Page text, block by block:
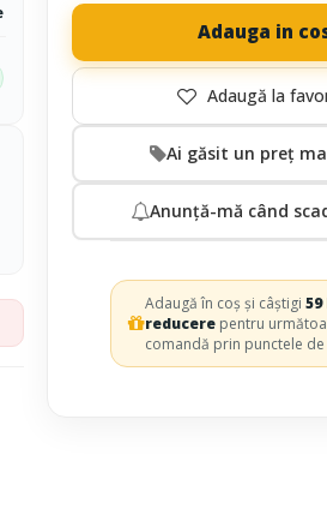
Adauga in
Ai găsit un preț
Anunță-mă când
Adaugă în coș și câștigi
reducere pentru
comandă prin punctele